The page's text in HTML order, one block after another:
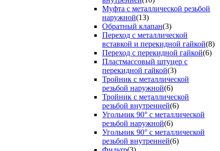
Муфта с металлической резьбой
наружной(13)
Обратный клапан(3)
Переход с металлической
вставкой и перекидной гайкой(8)
Переход с перекидной гайкой(6)
Пластмассовый штуцер с
перекидной гайкой(3)
Тройник с металлической
резьбой наружной(6)
Тройник с металлической
резьбой внутренней(6)
Угольник 90° с металлической
резьбой наружной(6)
Угольник 90° с металлической
резьбой внутренней(6)